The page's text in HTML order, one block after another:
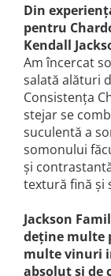
Din
pentru
Kendall
Am încercat
salată alături
Consistența
stejar se
suculentă a
somonului
și
textură fină și
Jackson
deține multe
multe vinuri
absolut și de